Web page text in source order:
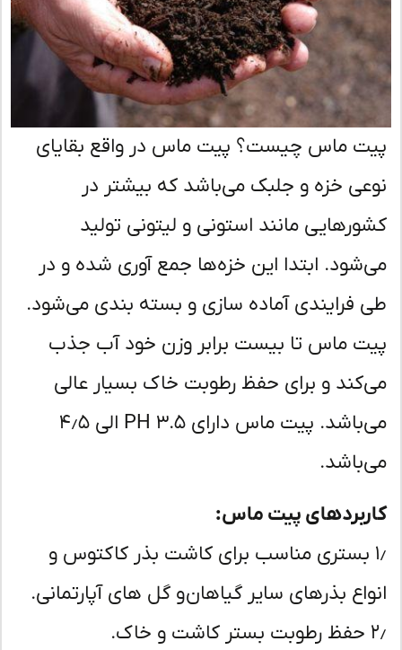
ماس چیست؟ پیت ماس در واقع بقایای
خزه و جلبک می‌باشد که بیشتر در
مانند استونی و لیتونی تولید
ابتدا این خزه‌ها جمع آوری شده و در
فرایندی آماده سازی و بسته بندی می‌شود.
ماس تا بیست برابر وزن خود آب جذب
و برای حفظ رطوبت خاک بسیار عالی
می‌باشد. پیت ماس دارای PH 3.5 الی ۴٫۵
پیت ماس:
بستری مناسب برای کاشت بذر کاکتوس و
بذرهای سایر گیاهان و گل های آپارتمانی.